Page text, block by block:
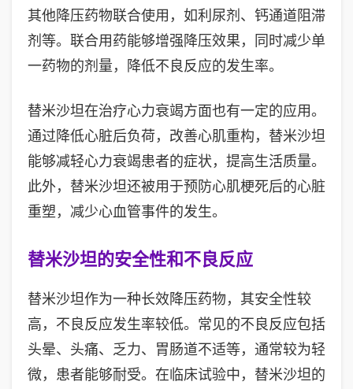
其他降压药物联合使用，如利尿剂、钙通道阻滞
剂等。联合用药能够增强降压效果，同时减少单
一药物的剂量，降低不良反应的发生率。
替米沙坦在治疗心力衰竭方面也有一定的应用。
通过降低心脏后负荷，改善心肌重构，替米沙坦
能够减轻心力衰竭患者的症状，提高生活质量。
此外，替米沙坦还被用于预防心肌梗死后的心脏
重塑，减少心血管事件的发生。
替米沙坦的安全性和不良反应
替米沙坦作为一种长效降压药物，其安全性较
高，不良反应发生率较低。常见的不良反应包括
头晕、头痛、乏力、胃肠道不适等，通常较为轻
微，患者能够耐受。在临床试验中，替米沙坦的